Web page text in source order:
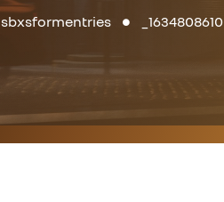
sbxsformentries